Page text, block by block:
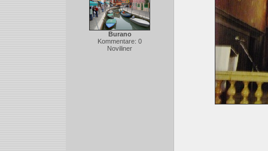
Burano
Kommentare: 0
Noviliner